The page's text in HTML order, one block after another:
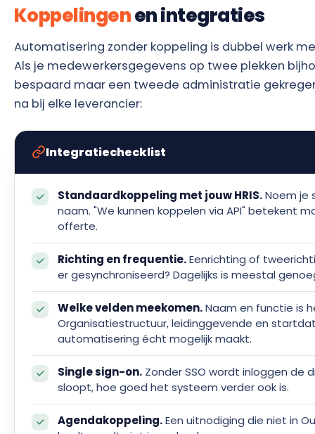
Koppelingenen integraties
Automatisering zonder koppeling is dubbel werk
Als je medewerkersgegevens op twee plekken
bespaard maar een tweede administratie
na bij elke leverancier:
Integratiechecklist
Standaardkoppeling met jouw HRIS.Noem je
naam. "We kunnen koppelen via API" betekent
offerte.
Richting en frequentie.Eenrichting of
er gesynchroniseerd? Dagelijks is meestal
Welke velden meekomen.Naam en functie is
Organisatiestructuur, leidinggevende en
automatisering écht mogelijk maakt.
Single sign-on. Zonder SSO wordt inloggen de
sloopt, hoe goed het systeem verder ook is.
Agendakoppeling.Een uitnodiging die niet in